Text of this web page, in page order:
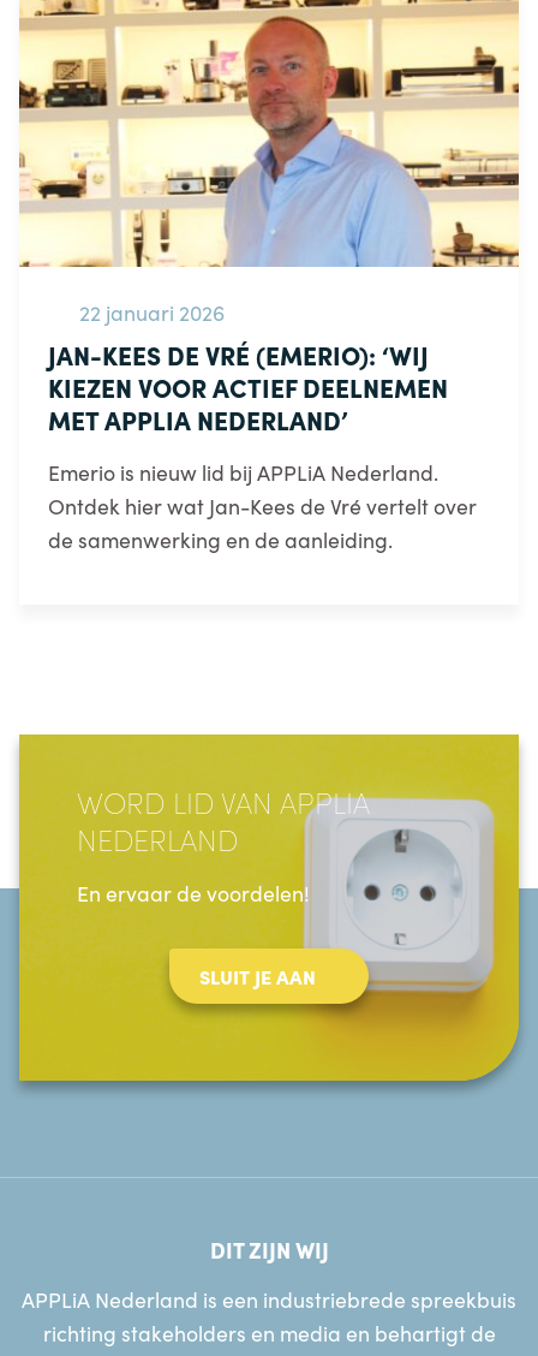
22 januari 2026
JAN-KEES DE VRÉ (EMERIO): ‘WIJ
KIEZEN VOOR ACTIEF DEELNEMEN
MET APPLIA NEDERLAND’
Emerio is nieuw lid bij APPLiA Nederland.
Ontdek hier wat Jan-Kees de Vré vertelt over
de samenwerking en de aanleiding.
WORD LID VAN APPLIA
NEDERLAND
En ervaar de voordelen!
SLUIT JE AAN
DIT ZIJN WIJ
APPLiA Nederland is een industriebrede spreekbuis
richting stakeholders en media en behartigt de